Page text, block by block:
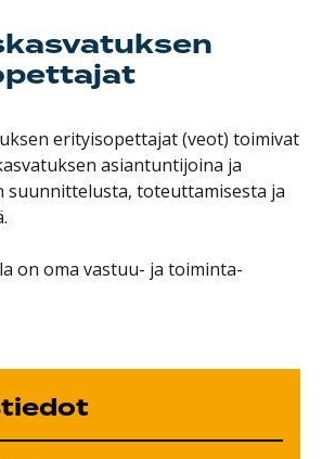
erityisopettajat (veot) toimivat
asiantuntijoina ja
suunnittelusta, toteuttamisesta ja
on oma vastuu- ja toiminta-